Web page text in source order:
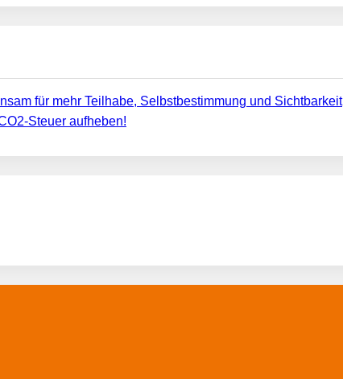
für mehr Teilhabe, Selbstbestimmung und Sichtbarkeit
Steuer aufheben!